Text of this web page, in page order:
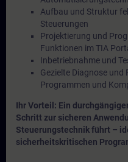
Aufbau und Struktur
Steuerungen
Projektierung und
Funktionen im TIA
Inbetriebnahme und
Gezielte Diagnose und
Programmen und
Ihr Vorteil: Ein
Schritt zur sicheren
Steuerungstechnik führt –
sicherheitskritischen